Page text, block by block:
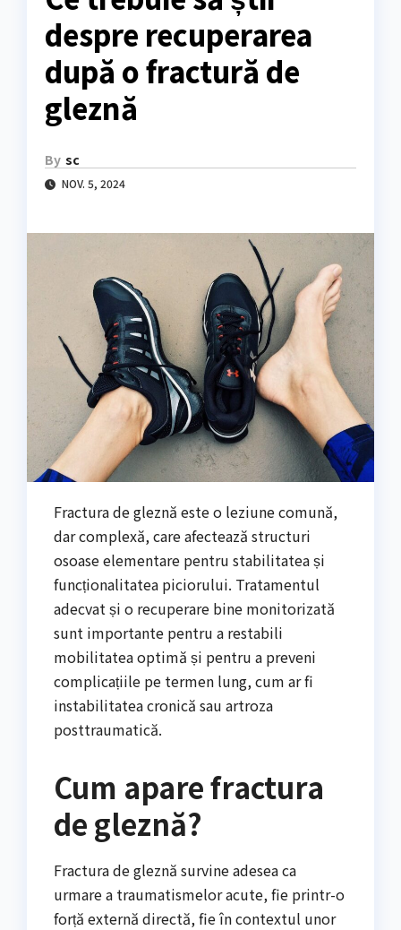
despre recuperarea
după o fractură de
gleznă
By sc
NOV. 5, 2024
Fractura de gleznă este o leziune comună,
dar complexă, care afectează structuri
osoase elementare pentru stabilitatea și
funcționalitatea piciorului. Tratamentul
adecvat și o recuperare bine monitorizată
sunt importante pentru a restabili
mobilitatea optimă și pentru a preveni
complicațiile pe termen lung, cum ar fi
instabilitatea cronică sau artroza
posttraumatică.
Cum apare fractura
de gleznă?
Fractura de gleznă survine adesea ca
urmare a traumatismelor acute, fie printr-o
forță externă directă, fie în contextul unor